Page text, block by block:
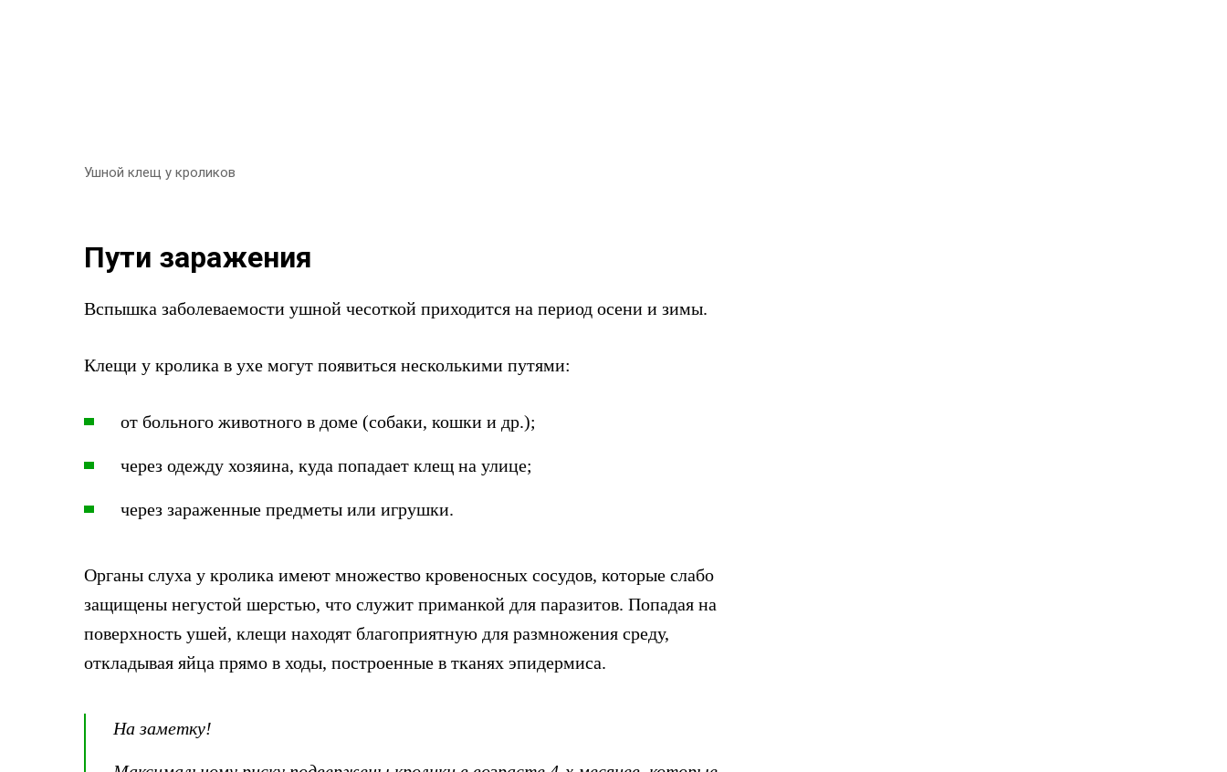
Ушной клещ у кроликов
Пути заражения
Вспышка заболеваемости ушной чесоткой приходится на период осени и зимы.
Клещи у кролика в ухе могут появиться несколькими путями:
от больного животного в доме (собаки, кошки и др.);
через одежду хозяина, куда попадает клещ на улице;
через зараженные предметы или игрушки.
Органы слуха у кролика имеют множество кровеносных сосудов, которые слабо
защищены негустой шерстью, что служит приманкой для паразитов. Попадая на
поверхность ушей, клещи находят благоприятную для размножения среду,
откладывая яйца прямо в ходы, построенные в тканях эпидермиса.
На заметку!